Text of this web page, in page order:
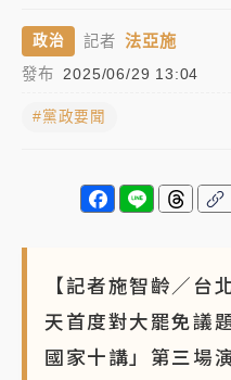
故宮《龍藏經》特展第2
周六起展出延長至晚上7時
台東農業處長涉圖利渡
父親節泡湯了！中颱白
雨熱區曝
政治 記者 法亞施
發布 2025/06/29 13:04
#黨政要聞
【記者施智齡／台
天首度對大罷免議
國家十講」第三場